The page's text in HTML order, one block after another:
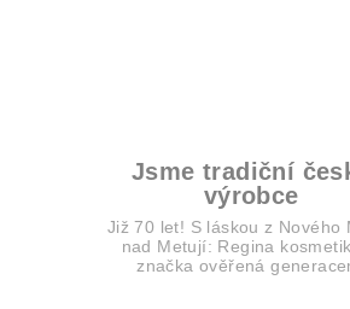
Jsme tradiční
výrobce
Již 70 let! S láskou z Nového
nad Metují: Regina
značka ověřená